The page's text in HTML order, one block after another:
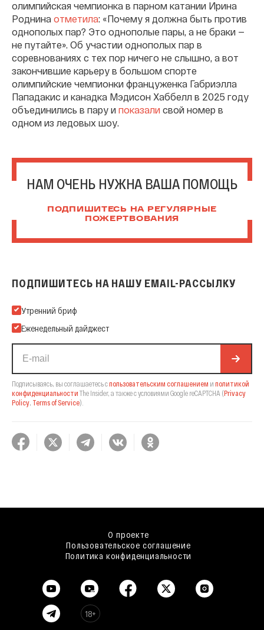
олимпийская чемпионка в парном катании Ирина
Роднина отметила: «Почему я должна быть против
однополых пар? Это однополые пары, а не браки —
не путайте». Об участии однополых пар в
соревнованиях с тех пор ничего не слышно, а вот
закончившие карьеру в большом спорте
олимпийские чемпионки француженка Габриэлла
Пападакис и канадка Мэдисон Хаббелл в 2025 году
объединились в пару и показали свой номер в
одном из ледовых шоу.
НАМ ОЧЕНЬ НУЖНА ВАША ПОМОЩЬ
ПОДПИШИТЕСЬ НА РЕГУЛЯРНЫЕ
ПОЖЕРТВОВАНИЯ
ПОДПИШИТЕСЬ НА НАШУ EMAIL-РАССЫЛКУ
Подпишитесь на нашу Email-рассылку
Утренний бриф
Еженедельный дайджест
Подписываясь, вы соглашаетесь спользовательским соглашением и политикой
конфиденциальности The Insider, а также с условиями Google reCAPTCHA (Privacy
Policy Terms of Service).
О проекте
Пользовательское соглашение
Политика конфиденциальности
18+